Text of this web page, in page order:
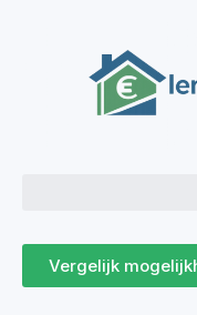
Vergelijk